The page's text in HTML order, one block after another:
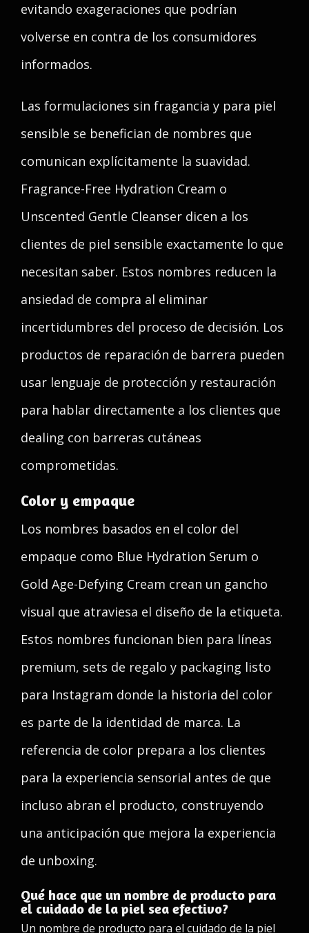
evitando exageraciones que podrían
volverse en contra de los consumidores
informados.
Las formulaciones sin fragancia y para piel
sensible se benefician de nombres que
comunican explícitamente la suavidad.
Fragrance-Free Hydration Cream o
Unscented Gentle Cleanser dicen a los
clientes de piel sensible exactamente lo que
necesitan saber. Estos nombres reducen la
ansiedad de compra al eliminar
incertidumbres del proceso de decisión. Los
productos de reparación de barrera pueden
usar lenguaje de protección y restauración
para hablar directamente a los clientes que
dealing con barreras cutáneas
comprometidas.
Color y empaque
Los nombres basados en el color del
empaque como Blue Hydration Serum o
Gold Age-Defying Cream crean un gancho
visual que atraviesa el diseño de la etiqueta.
Estos nombres funcionan bien para líneas
premium, sets de regalo y packaging listo
para Instagram donde la historia del color
es parte de la identidad de marca. La
referencia de color prepara a los clientes
para la experiencia sensorial antes de que
incluso abran el producto, construyendo
una anticipación que mejora la experiencia
de unboxing.
Qué hace que un nombre de producto para
el cuidado de la piel sea efectivo?
Un nombre de producto para el cuidado de la piel